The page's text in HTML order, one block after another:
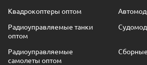
Квадрокоптеры оптом
Радиоуправляемые танки
оптом
Радиоуправляемые
самолеты оптом